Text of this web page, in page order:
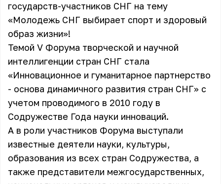
государств-участников СНГ на тему
«Молодежь СНГ выбирает спорт и здоровый
образ жизни»!
Темой V Форума творческой и научной
интеллигенции стран СНГ стала
«Инновационное и гуманитарное партнерство
- основа динамичного развития стран СНГ» с
учетом проводимого в 2010 году в
Содружестве Года науки инноваций.
А в роли участников Форума выступали
известные деятели науки, культуры,
образования из всех стран Содружества, а
также представители межгосударственных,